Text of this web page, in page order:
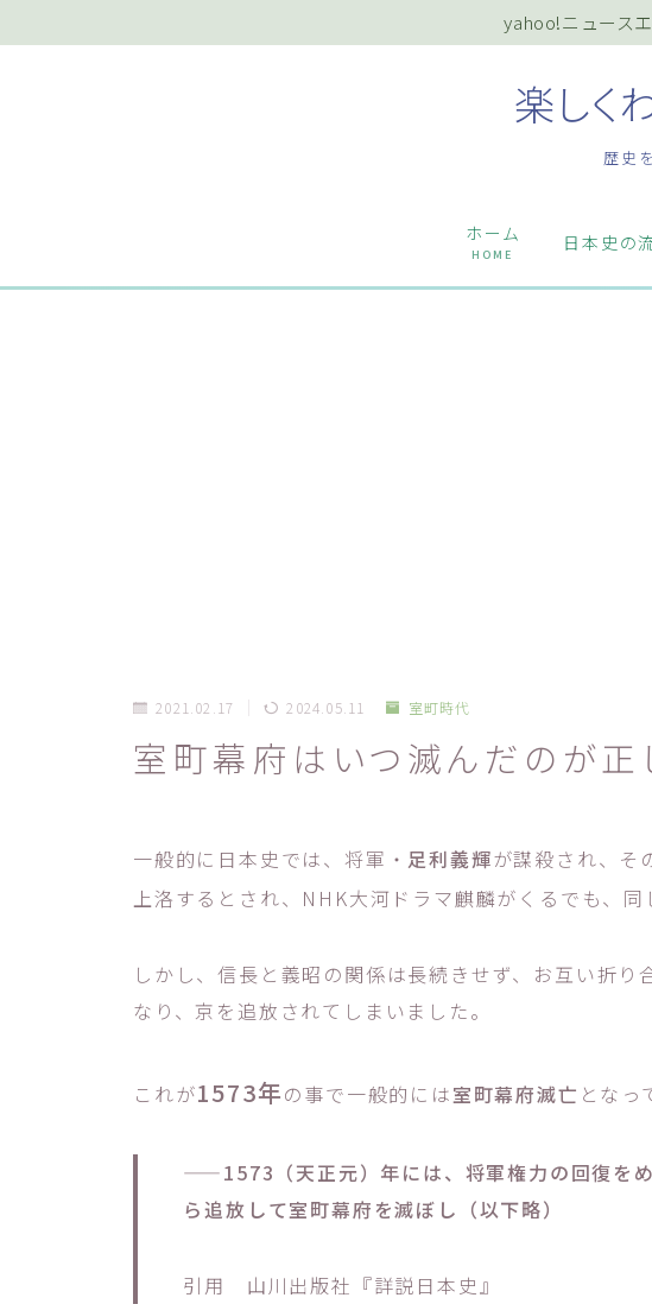
yahoo!ニュース
楽しく
歴史
ホーム
HOME
日本史の
ホー
2021.02.17 2024.05.11 室町時代
室町幕府はいつ滅んだのが正
一般的に日本史では、将軍・ 足利義輝が謀殺され、そ
上洛するとされ、NHK大河ドラマ麒麟がくるでも、同
しかし、信長と義昭の関係は長続きせず、お互い折り
なり、京を追放されてしまいました。
これが1573年の事で一般的には室町幕府滅亡 となっ
——1573（天正元）年には、将軍権力の回復を
ら追放して室町幕府を滅ぼし（以下略）
引用 山川出版社『詳説日本史』